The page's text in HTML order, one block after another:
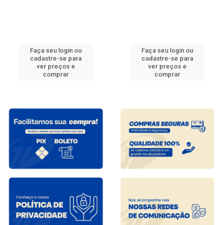
Faça seu login ou
cadastre-se para
ver preços e
comprar
Faça seu login ou
cadastre-se para
ver preços e
comprar